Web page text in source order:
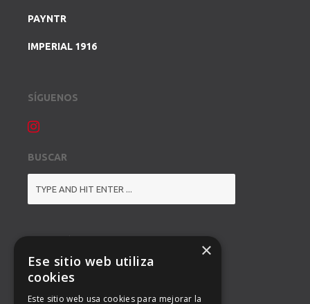
PAYNTR
IMPERIAL 1916
SÍGUENOS
BUSCAR
BALMES 92, 3º 1ª B
08008 BARCELONA
×
Ese sitio web utiliza
cookies
Este sitio web usa cookies para mejorar la